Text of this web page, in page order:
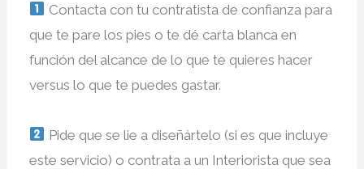
Contacta con tu contratista de confianza para
que te pare los pies o te dé carta blanca en
función del alcance de lo que te quieres hacer
versus lo que te puedes gastar. ⁣
Pide que se lie a diseñártelo (si es que incluye
este servicio) o contrata a un Interiorista que sea